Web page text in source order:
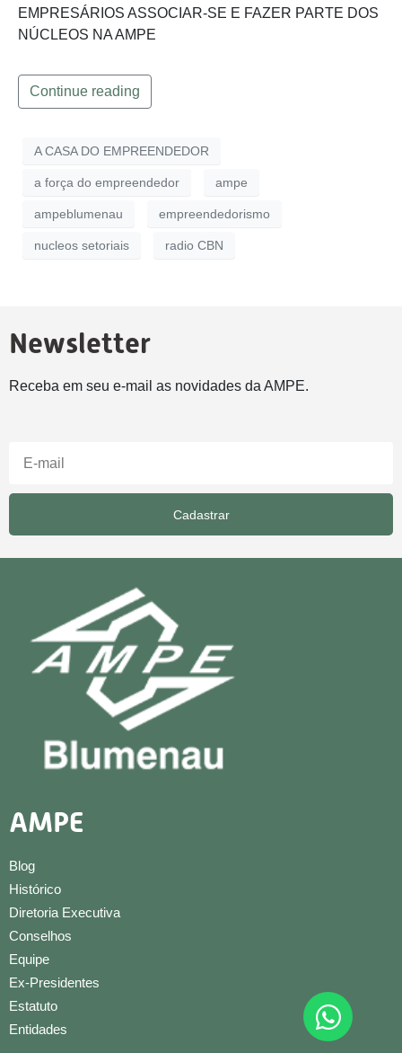
EMPRESÁRIOS ASSOCIAR-SE E FAZER PARTE DOS
NÚCLEOS NA AMPE
Continue reading
A CASA DO EMPREENDEDOR
a força do empreendedor ampe
ampeblumenau empreendedorismo
nucleos setoriais radio CBN
Newsletter
Receba em seu e-mail as novidades da AMPE.
Cadastrar
AMPE
Blog
Histórico
Diretoria Executiva
Conselhos
Equipe
Ex-Presidentes
Estatuto
Entidades